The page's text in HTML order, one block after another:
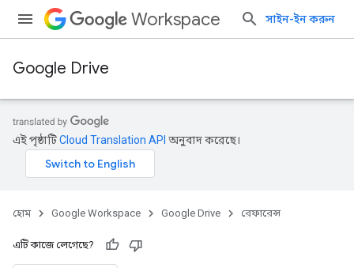
Workspace সাইন-ইন করুন
Google Drive
এই পৃষ্ঠাটিCloud Translation API অনুবাদ করেছে।
হোম Google Workspace Google Drive রেফারেন্স
এটি কাজে লেগেছে?